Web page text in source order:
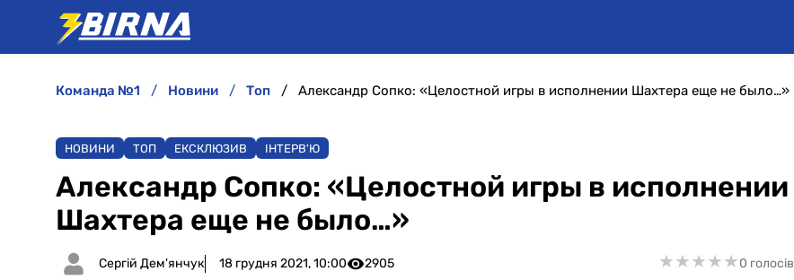
команда №1 новини топ Александр Сопко: «Целостной игры в исполнении Шахтера еще не было…»
НОВИНИ ТОП ЕКСКЛЮЗИВ ІНТЕРВ'Ю
Александр Сопко: «Целостной игры в исполнении
Шахтера еще не было…»
Сергій Дем'янчук 18 грудня 2021, 10:00 2905 ★★★★★
★★★★★0 голосів